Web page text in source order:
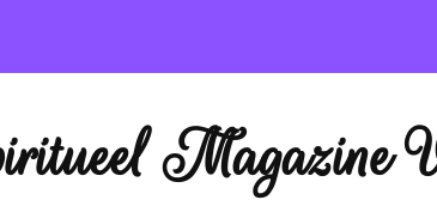
Magazine